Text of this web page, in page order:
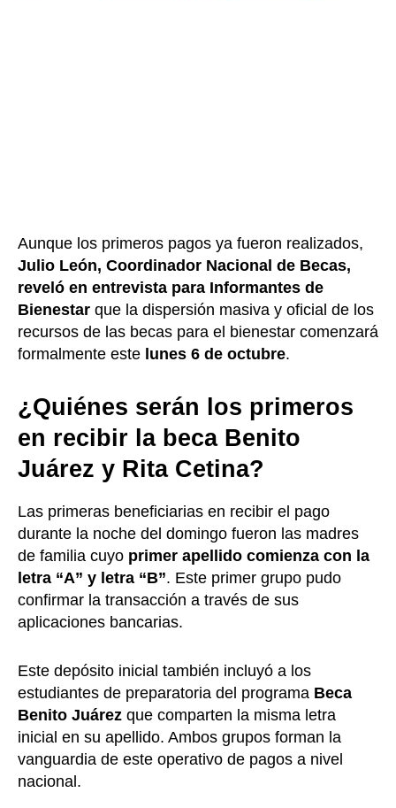
Aunque los primeros pagos ya fueron realizados,
Julio León, Coordinador Nacional de Becas,
reveló en entrevista para Informantes de
Bienestar que la dispersión masiva y oficial de los
recursos de las becas para el bienestar comenzará
formalmente este lunes 6 de octubre.
¿Quiénes serán los primeros
en recibir la beca Benito
Juárez y Rita Cetina?
Las primeras beneficiarias en recibir el pago
durante la noche del domingo fueron las madres
de familia cuyo primer apellido comienza con la
letra “A” y letra “B”. Este primer grupo pudo
confirmar la transacción a través de sus
aplicaciones bancarias.
Este depósito inicial también incluyó a los
estudiantes de preparatoria del programa Beca
Benito Juárez que comparten la misma letra
inicial en su apellido. Ambos grupos forman la
vanguardia de este operativo de pagos a nivel
nacional.